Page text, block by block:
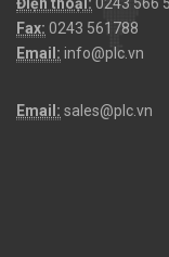
Điện thoại: 0243 566
Fax: 0243 561788
Email: info@plc.vn
Email: sales@plc.vn